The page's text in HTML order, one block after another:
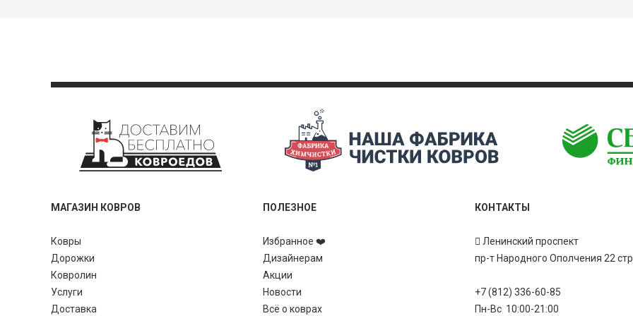
МАГАЗИН КОВРОВ
Ковры
Дорожки
Ковролин
Услуги
Доставка
ПОЛЕЗНОЕ
Избранное ❤️
Дизайнерам
Акции
Новости
Всё о коврах
КОНТАКТЫ
Ленинский проспект
пр-т Народного Ополчения 22
+7 (812) 336-60-85
Пн-Вс 10:00-21:00